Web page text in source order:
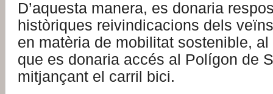
D’aquesta manera, es donaria
històriques reivindicacions dels
en matèria de mobilitat sostenible,
que es donaria accés al Polígon de
mitjançant el carril bici.